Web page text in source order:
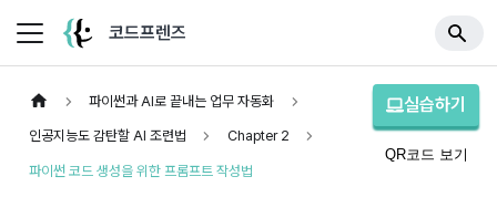
코드프렌즈
파이썬과 AI로 끝내는 업무 자동화
인공지능도 감탄할 AI 조련법 Chapter 2
파이썬 코드 생성을 위한 프롬프트 작성법
실습하기
QR코드 보기